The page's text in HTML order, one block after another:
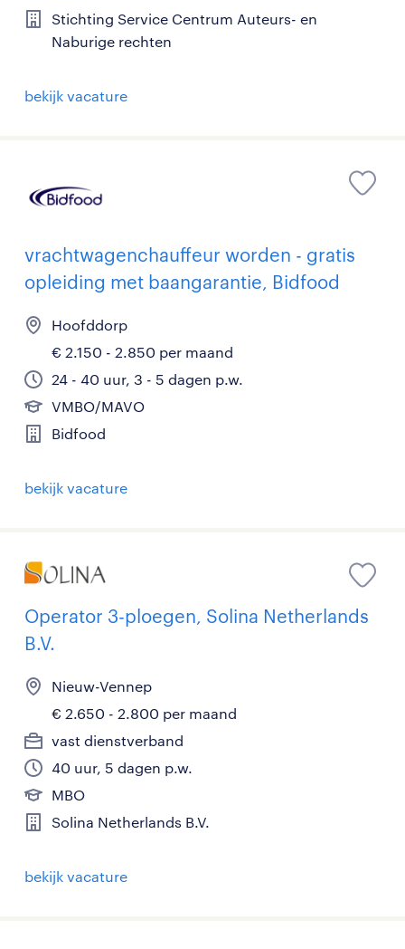
Stichting Service Centrum Auteurs- en
Naburige rechten
bekijk vacature
vrachtwagenchauffeur worden - gratis
opleiding met baangarantie, Bidfood
Hoofddorp
€ 2.150 - 2.850 per maand
24 - 40 uur, 3 - 5 dagen p.w.
VMBO/MAVO
Bidfood
bekijk vacature
Operator 3-ploegen, Solina Netherlands
B.V.
Nieuw-Vennep
€ 2.650 - 2.800 per maand
vast dienstverband
40 uur, 5 dagen p.w.
MBO
Solina Netherlands B.V.
bekijk vacature